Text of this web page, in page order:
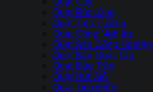
Quạt Rút Lửng
Quạt Treo Tường
Quạt Công Nghiệp
Quạt Sàn Công Nghiệp
Quạt Bàn,Quạt Tản
Quạt Đảo Trần
Quạt Hút Gió
Quạt Tích Điện